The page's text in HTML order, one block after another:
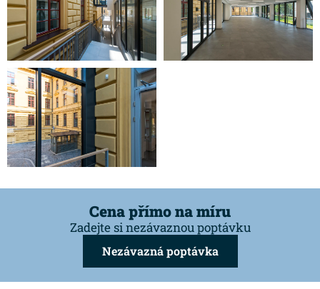
Cena přímo na míru
Zadejte si nezávaznou poptávku
Nezávazná poptávka